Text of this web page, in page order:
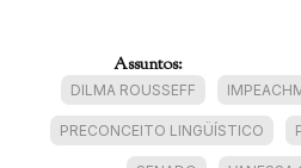
Assuntos:
DILMA ROUSSEFF
PRECONCEITO LINGÜÍSTICO